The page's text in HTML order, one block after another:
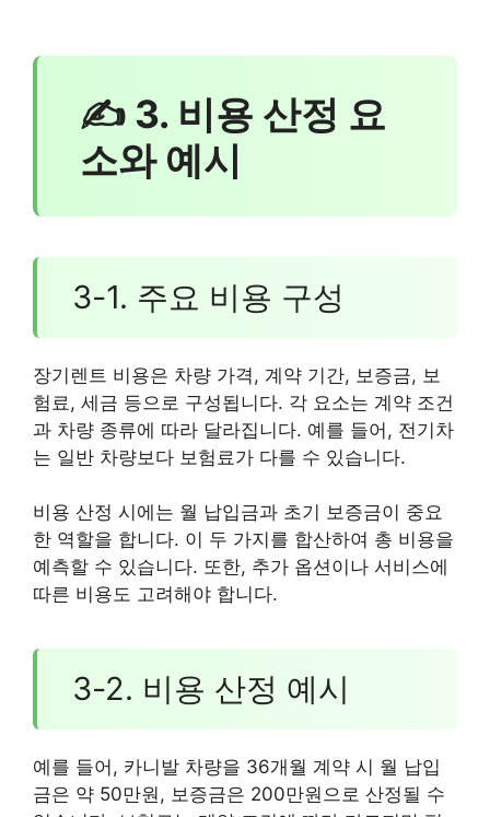
✍ 3. 비용 산정 요
소와 예시
3-1. 주요 비용 구성
장기렌트 비용은 차량 가격, 계약 기간, 보증금, 보
험료, 세금 등으로 구성됩니다. 각 요소는 계약 조건
과 차량 종류에 따라 달라집니다. 예를 들어, 전기차
는 일반 차량보다 보험료가 다를 수 있습니다.
비용 산정 시에는 월 납입금과 초기 보증금이 중요
한 역할을 합니다. 이 두 가지를 합산하여 총 비용을
예측할 수 있습니다. 또한, 추가 옵션이나 서비스에
따른 비용도 고려해야 합니다.
3-2. 비용 산정 예시
예를 들어, 카니발 차량을 36개월 계약 시 월 납입
금은 약 50만원, 보증금은 200만원으로 산정될 수